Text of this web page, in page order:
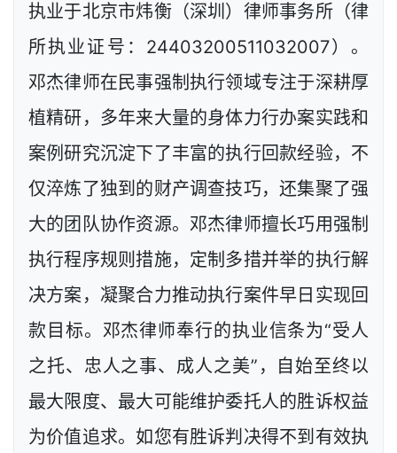
执业于北京市炜衡（深圳）律师事务所（律
所执业证号：24403200511032007）。
邓杰律师在民事强制执行领域专注于深耕厚
植精研，多年来大量的身体力行办案实践和
案例研究沉淀下了丰富的执行回款经验，不
仅淬炼了独到的财产调查技巧，还集聚了强
大的团队协作资源。邓杰律师擅长巧用强制
执行程序规则措施，定制多措并举的执行解
决方案，凝聚合力推动执行案件早日实现回
款目标。邓杰律师奉行的执业信条为“受人
之托、忠人之事、成人之美”，自始至终以
最大限度、最大可能维护委托人的胜诉权益
为价值追求。如您有胜诉判决得不到有效执